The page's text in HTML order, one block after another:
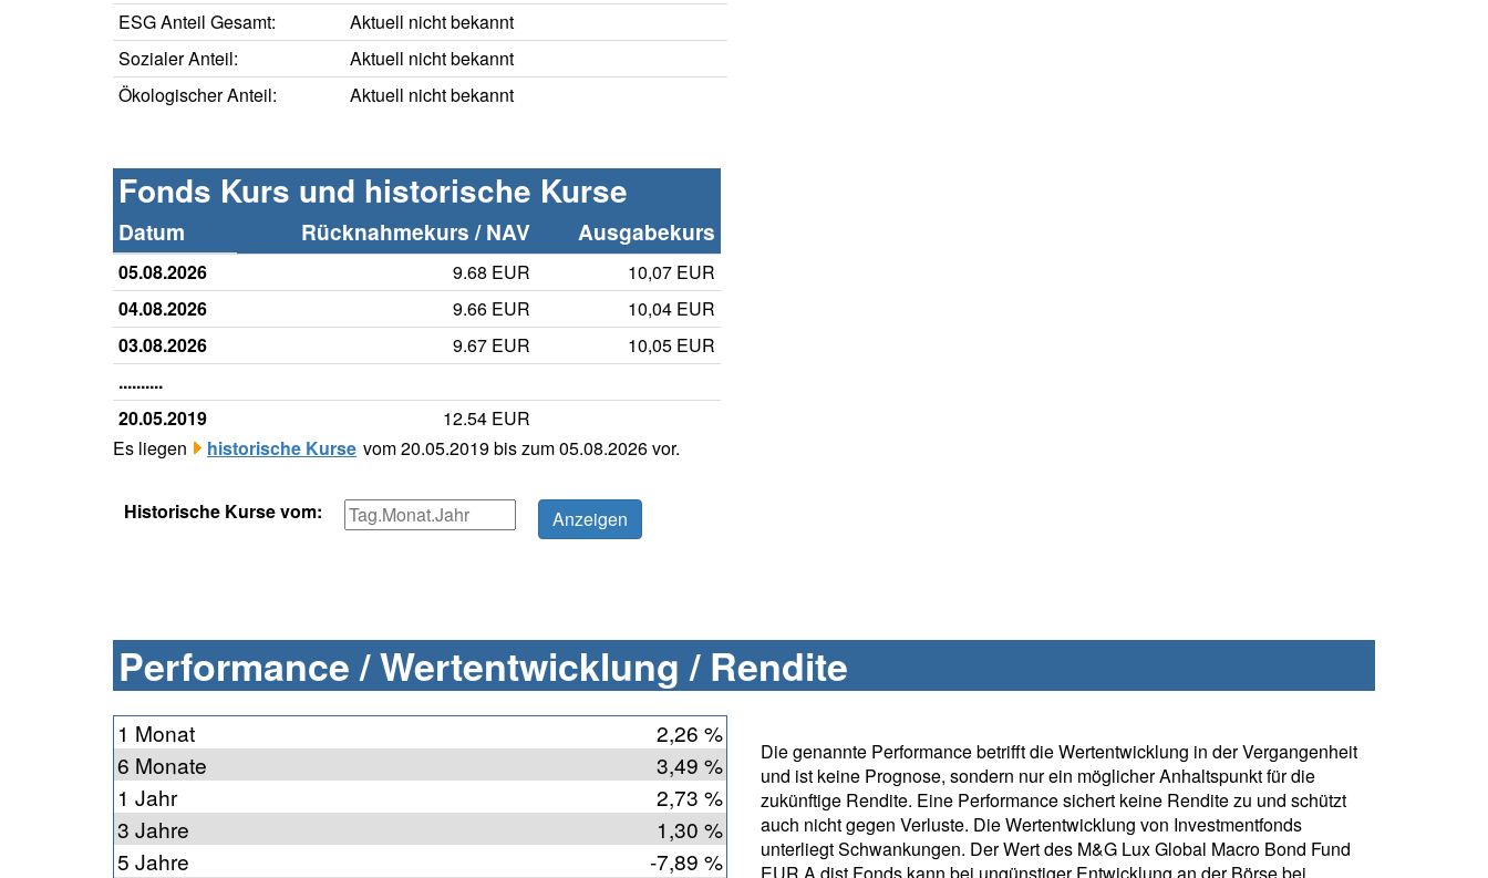
ESG Anteil Gesamt:
Aktuell nicht bekannt
Sozialer Anteil:
Aktuell nicht bekannt
Ökologischer Anteil:
Aktuell nicht bekannt
Fonds Kurs und historische Kurse
Datum Rücknahmekurs / NAV Ausgabekurs
05.08.2026 9.68 EUR
10,07 EUR
04.08.2026
9.66 EUR
10,04 EUR
03.08.2026
9.67 EUR
10,05 EUR
..........
20.05.2019
12.54 EUR
Es liegen
historische Kurse vom 20.05.2019 bis zum 05.08.2026 vor.
Historische Kurse vom:
Performance / Wertentwicklung / Rendite
1 Monat
2,26 %
6 Monate
3,49 %
1 Jahr
2,73 %
3 Jahre
1,30 %
5 Jahre
-7,89 %
Die genannte Performance betrifft die Wertentwicklung in der Vergangenheit
und ist keine Prognose, sondern nur ein möglicher Anhaltspunkt für die
zukünftige Rendite. Eine Performance sichert keine Rendite zu und schützt
auch nicht gegen Verluste. Die Wertentwicklung von Investmentfonds
unterliegt Schwankungen. Der Wert des M&G Lux Global Macro Bond Fund